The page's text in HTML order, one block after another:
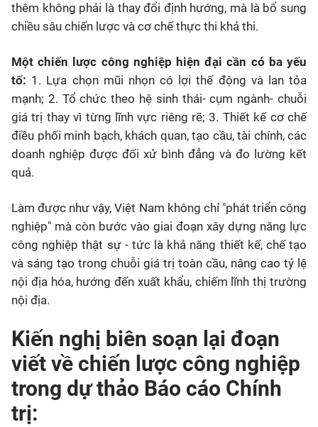
thêm không phải là thay đổi định hướng, mà là bổ sung
chiều sâu chiến lược và cơ chế thực thi khả thi.
Một chiến lược công nghiệp hiện đại cần có ba yếu
tố: 1. Lựa chọn mũi nhọn có lợi thế động và lan tỏa
mạnh; 2. Tổ chức theo hệ sinh thái- cụm ngành- chuỗi
giá trị thay vì từng lĩnh vực riêng rẽ; 3. Thiết kế cơ chế
điều phối minh bạch, khách quan, tạo cầu, tài chính, các
doanh nghiệp được đối xử bình đẳng và đo lường kết
quả.
Làm được như vậy, Việt Nam không chỉ "phát triển công
nghiệp" mà còn bước vào giai đoạn xây dựng năng lực
công nghiệp thật sự - tức là khả năng thiết kế, chế tạo
và sáng tạo trong chuỗi giá trị toàn cầu, nâng cao tỷ lệ
nội địa hóa, hướng đến xuất khẩu, chiếm lĩnh thị trường
nội địa.
Kiến nghị biên soạn lại đoạn
viết về chiến lược công nghiệp
trong dự thảo Báo cáo Chính
trị: